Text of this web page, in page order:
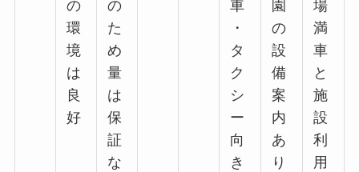
の
環
境
は
良
好
の
た
め
量
は
保
証
な
車
・
タ
ク
シ
ー
向
き
園
の
設
備
案
内
あ
り
場
満
車
と
施
設
利
用